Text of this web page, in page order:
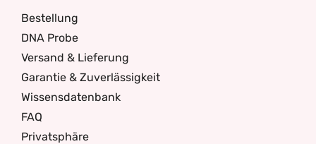
Bestellung
DNA Probe
Versand & Lieferung
Garantie & Zuverlässigkeit
Wissensdatenbank
FAQ
Privatsphäre